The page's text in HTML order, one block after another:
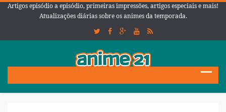
Artigos episódio a episódio, primeiras impressões, artigos especiais e mais!
Atualizações diárias sobre os animes da temporada.